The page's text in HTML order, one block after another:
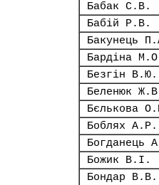
Бабак С.В.
Бабій Р.В.
Бакунець
Бардіна
Безгін В.Ю.
Беленюк
Бєлькова
Боблях А.Р.
Богданець
Божик В.І.
Бондар В.В.